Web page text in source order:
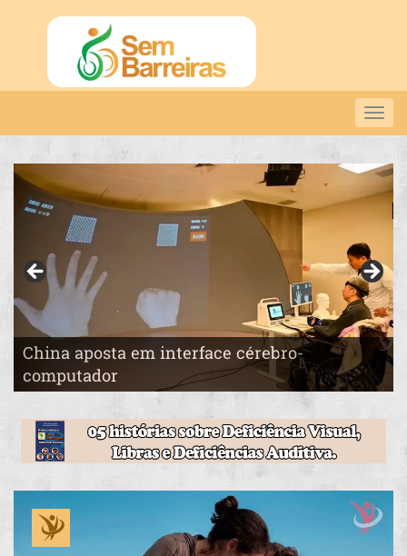
China aposta em interface cérebro-
computador
Pai constrói o “País das Maravilhas” para a
filha